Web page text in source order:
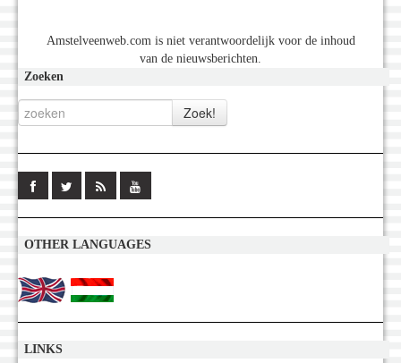
Amstelveenweb.com is niet verantwoordelijk voor de inhoud
van de nieuwsberichten.
Zoeken
OTHER LANGUAGES
LINKS